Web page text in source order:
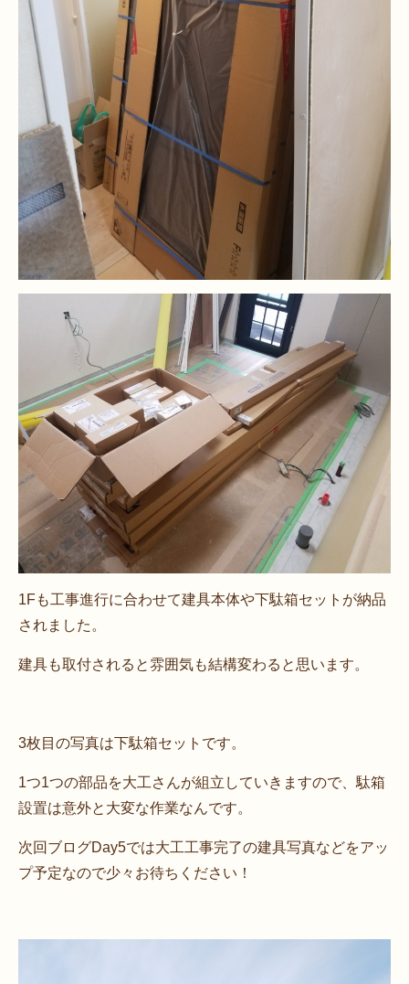
1Fも工事進行に合わせて建具本体や下駄箱セットが納品
されました。
建具も取付されると雰囲気も結構変わると思います。
3枚目の写真は下駄箱セットです。
1つ1つの部品を大工さんが組立していきますので、駄箱
設置は意外と大変な作業なんです。
次回ブログDay5では大工工事完了の建具写真などをアッ
プ予定なので少々お待ちください！